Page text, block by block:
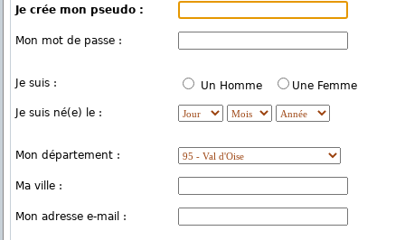
Je crée mon pseudo :
Mon mot de passe :
Je suis : Un Homme Une Femme
Je suis né(e) le :
Mon département :
Ma ville :
Mon adresse e-mail :